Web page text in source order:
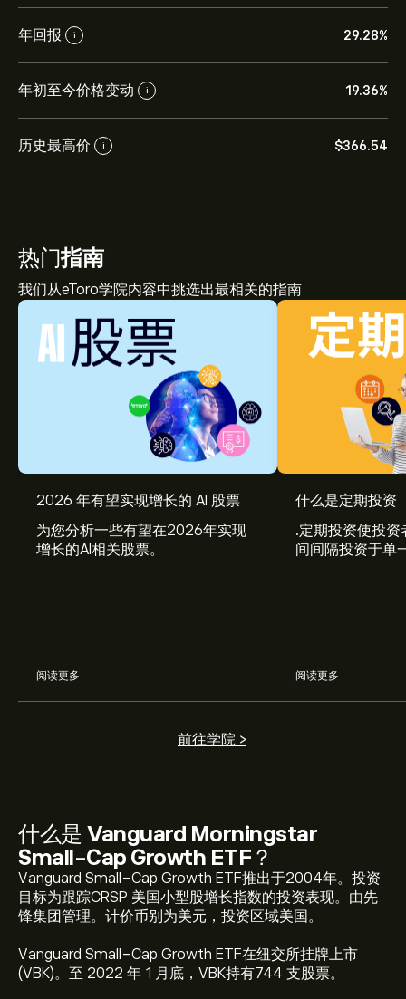
年回报 i 29.28%
年初至今价格变动 i 19.36%
历史最高价 i ‎$‎366.54
什么是 Vanguard Morningstar
Small-Cap Growth ETF ？
Vanguard Small-Cap Growth ETF推出于2004年。投资
目标为跟踪CRSP 美国小型股增长指数的投资表现。由先
锋集团管理。计价币别为美元，投资区域美国。
Vanguard Small-Cap Growth ETF在纽交所挂牌上市
(VBK)。至 2022 年 1 月底，VBK持有744 支股票。
热门指南
我们从eToro学院内容中挑选出最相关的指南
2026 年有望实现增长的 AI 股票
为您分析一些有望在2026年实现
增长的AI相关股票。
阅读更多
什么是定期投资
.定期投资使投
间间隔投资于单
阅读更多
前往学院 >
VBK 当前价格为 ‎$‎360.61 美元
Vanguard Morningstar Small-Cap Growth ETF 历史最高
价为 ‎$‎366.54 美元